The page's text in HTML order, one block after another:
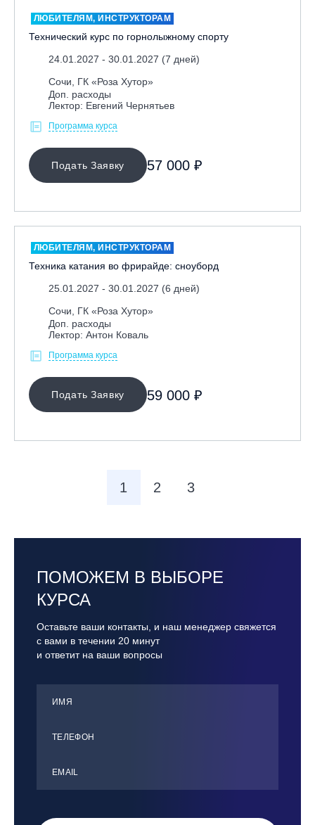
ЛЮБИТЕЛЯМ, ИНСТРУКТОРАМ
Технический курс по горнолыжному спорту
24.01.2027 - 30.01.2027 (7 дней)
Сочи, ГК «Роза Хутор»
Доп. расходы
Лектор: Евгений Чернятьев
Программа курса
Подать Заявку 57 000 ₽
ЛЮБИТЕЛЯМ, ИНСТРУКТОРАМ
Техника катания во фрирайде: сноуборд
25.01.2027 - 30.01.2027 (6 дней)
Сочи, ГК «Роза Хутор»
Доп. расходы
Лектор: Антон Коваль
Программа курса
Подать Заявку 59 000 ₽
1 2 3
ПОМОЖЕМ В ВЫБОРЕ
КУРСА
Оставьте ваши контакты, и наш менеджер свяжется
с вами в течении 20 минут
и ответит на ваши вопросы
ИМЯ
ТЕЛЕФОН
ЕMАIL